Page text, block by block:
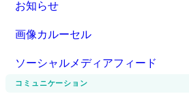
お知らせ
画像カルーセル
ソーシャルメディアフィード
コミュニケーション